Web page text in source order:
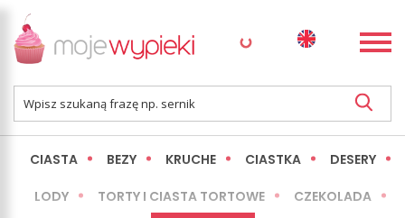
CIASTA BEZY KRUCHE CIASTKA DESERY
LODY TORTY I CIASTA TORTOWE CZEKOLADA